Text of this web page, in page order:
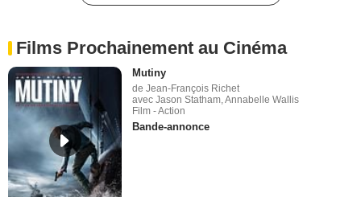
Films Prochainement au Cinéma
Mutiny
de Jean-François Richet
avec Jason Statham, Annabelle Wallis
Film - Action
Bande-annonce